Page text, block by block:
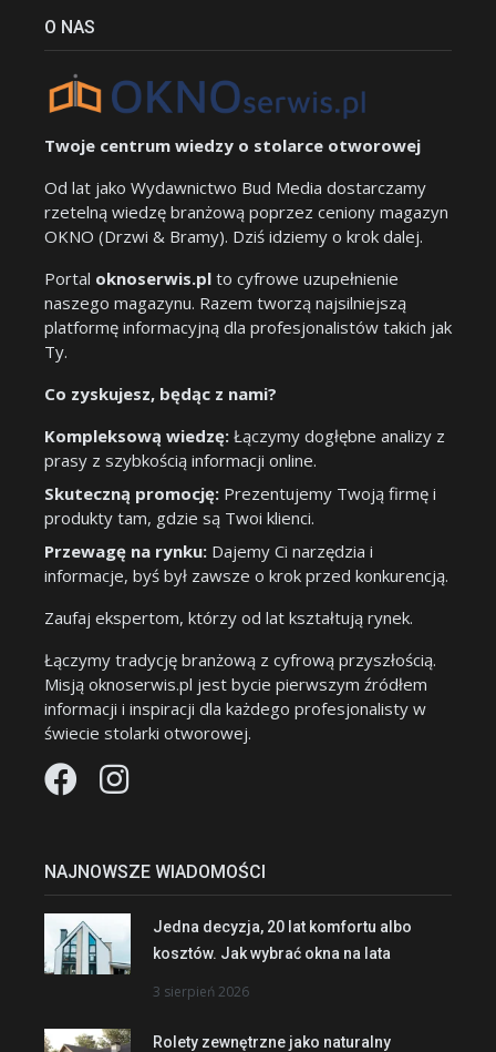
O NAS
Twoje centrum wiedzy o stolarce otworowej
Od lat jako Wydawnictwo Bud Media dostarczamy
rzetelną wiedzę branżową poprzez ceniony magazyn
OKNO (Drzwi & Bramy). Dziś idziemy o krok dalej.
Portal oknoserwis.pl to cyfrowe uzupełnienie
naszego magazynu. Razem tworzą najsilniejszą
platformę informacyjną dla profesjonalistów takich jak
Ty.
Co zyskujesz, będąc z nami?
Kompleksową wiedzę: Łączymy dogłębne analizy z
prasy z szybkością informacji online.
Skuteczną promocję: Prezentujemy Twoją firmę i
produkty tam, gdzie są Twoi klienci.
Przewagę na rynku: Dajemy Ci narzędzia i
informacje, byś był zawsze o krok przed konkurencją.
Zaufaj ekspertom, którzy od lat kształtują rynek.
Łączymy tradycję branżową z cyfrową przyszłością.
Misją oknoserwis.pl jest bycie pierwszym źródłem
informacji i inspiracji dla każdego profesjonalisty w
świecie stolarki otworowej.
NAJNOWSZE WIADOMOŚCI
Jedna decyzja, 20 lat komfortu albo
kosztów. Jak wybrać okna na lata
3 sierpień 2026
Rolety zewnętrzne jako naturalny